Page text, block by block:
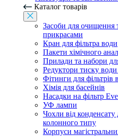
Каталог товарів
Засоби для очищення
прикрасами
Кран для фільтра води
Пакети хімічного
Прилади та набори
Редуктори тиску води
Фітинги для фільтрів
Хімія для басейнів
Насадки на фільтр
УФ лампи
Чохли від
колонного типу
Корпуси